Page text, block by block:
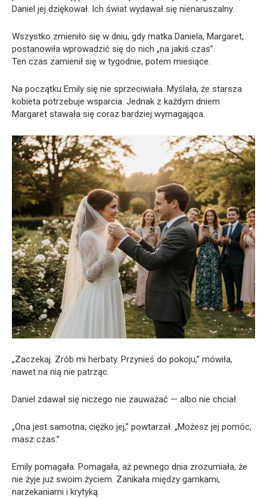
Daniel jej dziękował. Ich świat wydawał się nienaruszalny.
Wszystko zmieniło się w dniu, gdy matka Daniela, Margaret,
postanowiła wprowadzić się do nich „na jakiś czas”.
Ten czas zamienił się w tygodnie, potem miesiące.
Na początku Emily się nie sprzeciwiała. Myślała, że starsza
kobieta potrzebuje wsparcia. Jednak z każdym dniem
Margaret stawała się coraz bardziej wymagająca.
„Zaczekaj. Zrób mi herbaty. Przynieś do pokoju,” mówiła,
nawet na nią nie patrząc.
Daniel zdawał się niczego nie zauważać — albo nie chciał.
„Ona jest samotna, ciężko jej,” powtarzał. „Możesz jej pomóc,
masz czas.”
Emily pomagała. Pomagała, aż pewnego dnia zrozumiała, że
nie żyje już swoim życiem. Zanikała między garnkami,
narzekaniami i krytyką.